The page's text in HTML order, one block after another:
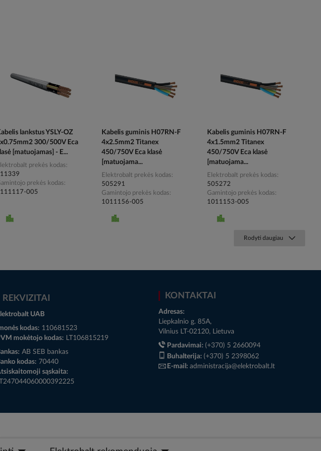
lankstus YSLY-OZ
300/500V Eca
[matuojamas] - E...
prekės kodas
prekės kodas
005
Kabelis guminis H07RN-F
4x2.5mm2 Titanex
450/750V Eca klasė
[matuojama...
Elektrobalt prekės kodas
505291
Gamintojo prekės kodas
1011156-005
Kabelis guminis H07RN-F
4x1.5mm2 Titanex
450/750V Eca klasė
[matuojama...
Elektrobalt prekės kodas
505272
Gamintojo prekės kodas
1011153-005
Rodyti daugiau
REKVIZITAI
UAB
kodas: 110681523
mokėtojo kodas: LT106815219
AB SEB bankas
kodas: 70440
sąskaita:
KONTAKTAI
Adresas:
Liepkalnio g. 85A,
Vilnius LT-02120, Lietuva
Pardavimai: (+370) 5 2660094
Buhalterija: (+370) 5 2398062
E-mail: administracija@elektrobalt.lt